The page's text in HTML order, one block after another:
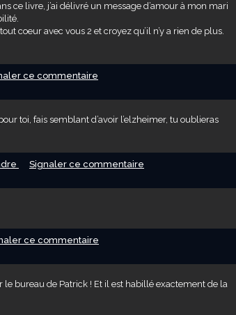
ce livre, j’ai délivré un message d’amour à mon mari
coeur avec vous 2 et croyez qu’il n’y a rien de plus.
ce commentaire
toi, fais semblant d’avoir l’elzheimer, tu oublieras
Signaler ce commentaire
ce commentaire
le bureau de Patrick ! Et il est habillé exactement de la